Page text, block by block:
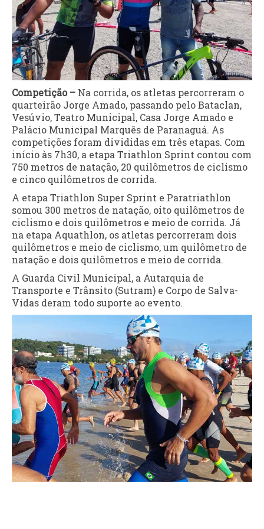
Competição – Na corrida, os atletas percorreram o
quarteirão Jorge Amado, passando pelo Bataclan,
Vesúvio, Teatro Municipal, Casa Jorge Amado e
Palácio Municipal Marquês de Paranaguá. As
competições foram divididas em três etapas. Com
início às 7h30, a etapa Triathlon Sprint contou com
750 metros de natação, 20 quilômetros de ciclismo
e cinco quilômetros de corrida.
A etapa Triathlon Super Sprint e Paratriathlon
somou 300 metros de natação, oito quilômetros de
ciclismo e dois quilômetros e meio de corrida. Já
na etapa Aquathlon, os atletas percorreram dois
quilômetros e meio de ciclismo, um quilômetro de
natação e dois quilômetros e meio de corrida.
A Guarda Civil Municipal, a Autarquia de
Transporte e Trânsito (Sutram) e Corpo de Salva-
Vidas deram todo suporte ao evento.